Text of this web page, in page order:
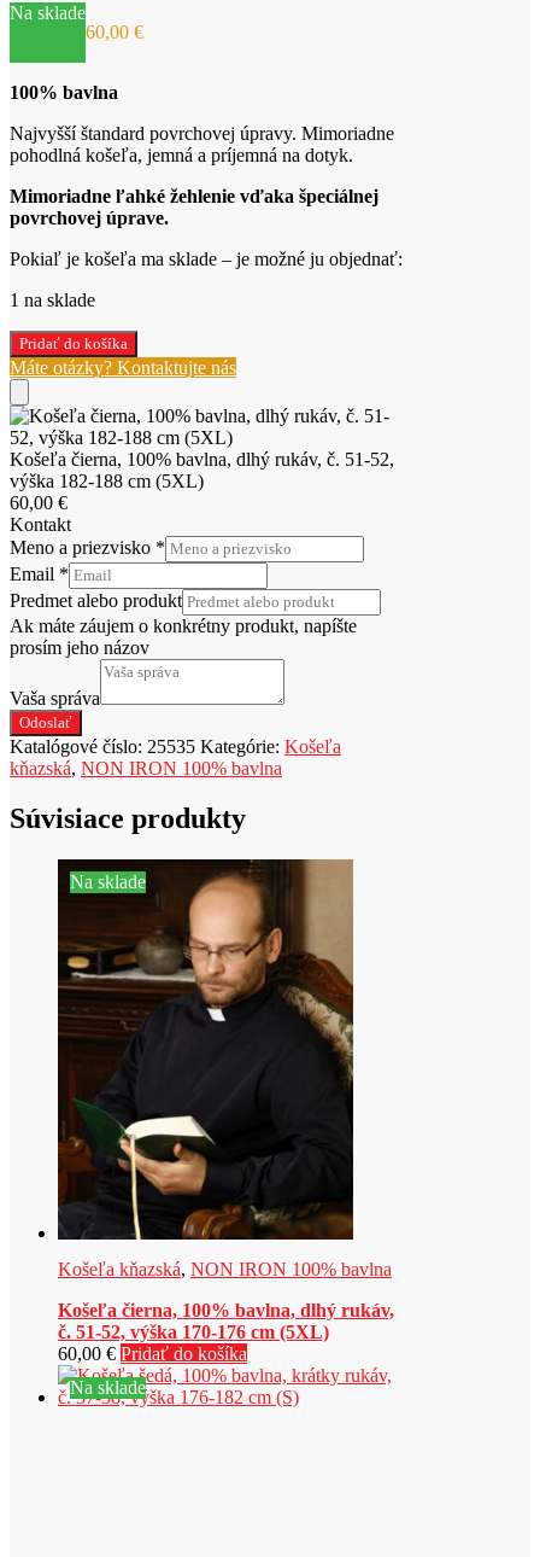
Na sklade
60,00 €
100% bavlna
Najvyšší štandard povrchovej úpravy. Mimoriadne
pohodlná košeľa, jemná a príjemná na dotyk.
Mimoriadne ľahké žehlenie vďaka špeciálnej
povrchovej úprave.
Pokiaľ je košeľa ma sklade – je možné ju objednať:
1 na sklade
množstvo
Košeľa
čierna,
100%
bavlna,
dlhý
rukáv,
č.
51-
52,
výška
182-
188
cm
(5XL)
Pridať do košíka
Máte otázky? Kontaktujte nás
Košeľa čierna, 100% bavlna, dlhý rukáv, č. 51-52,
výška 182-188 cm (5XL)
60,00 €
Kontakt
Meno a priezvisko *
Email *
Predmet alebo produkt
Ak máte záujem o konkrétny produkt, napíšte
prosím jeho názov
Vaša správa
Odoslať
Katalógové číslo: 25535 Kategórie: Košeľa
kňazská, NON IRON 100% bavlna
Súvisiace produkty
Na sklade
Košeľa kňazská, NON IRON 100% bavlna
Košeľa čierna, 100% bavlna, dlhý rukáv,
č. 51-52, výška 170-176 cm (5XL)
60,00 € Pridať do košíka
Na sklade